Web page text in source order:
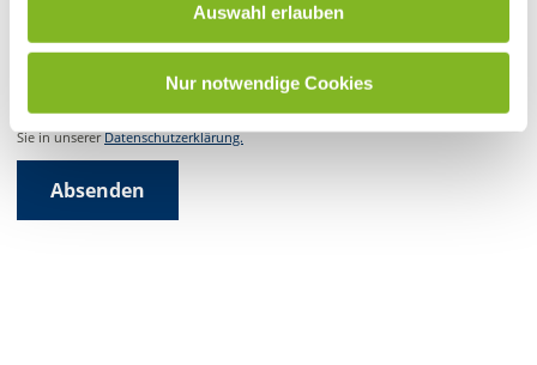
Auswahl erlauben
Nur notwendige Cookies
Wir weisen Sie darauf hin, dass wir Ihre Daten ausschließlich zum Zweck der
Erstellung eines Angebotes verarbeiten werden. Weitere Informationen finden
Sie in unsererDatenschutzerklärung.
Absenden